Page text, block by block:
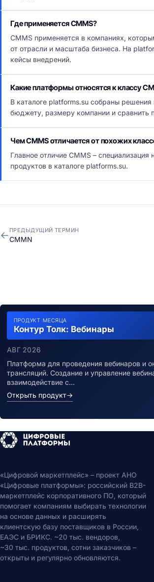
Где применяется CMMS?
CMMS применяется в компаниях,
от отрасли и масштаба бизнеса. На
кейсы внедрений.
Какие платформы относятся к классу
В каталоге platforms.su собраны
бюджету, размеру компании и сравнить
Чем CMMS отличается от похожих
Главное отличие CMMS –
продуктов в каталоге platforms.su.
← ПРЕДЫДУЩИЙ ТЕРМИН
CMMN
ПРОДУКТ МЕСЯЦА
Контур Толк: Вебинары
АВГ 2026
Платформа для проведения вебинаров и
трансляций. Создание и управление
взаимодействие с…
Открыть продукт→
«Цифровой маркетплейс» – проект АНО
«Цифровые платформы»: российский B2B-
маркетплейс корпоративного ПО, который
помогает компаниям выбирать технологии
на основе данных и расширять
клиентскую базу поставщиков в России,
ЕАЭС и БРИКС. ~20 тыс. вендоров,
~30 тыс. продуктов, сотни заказчиков –
открыты и регулярно обновляются.